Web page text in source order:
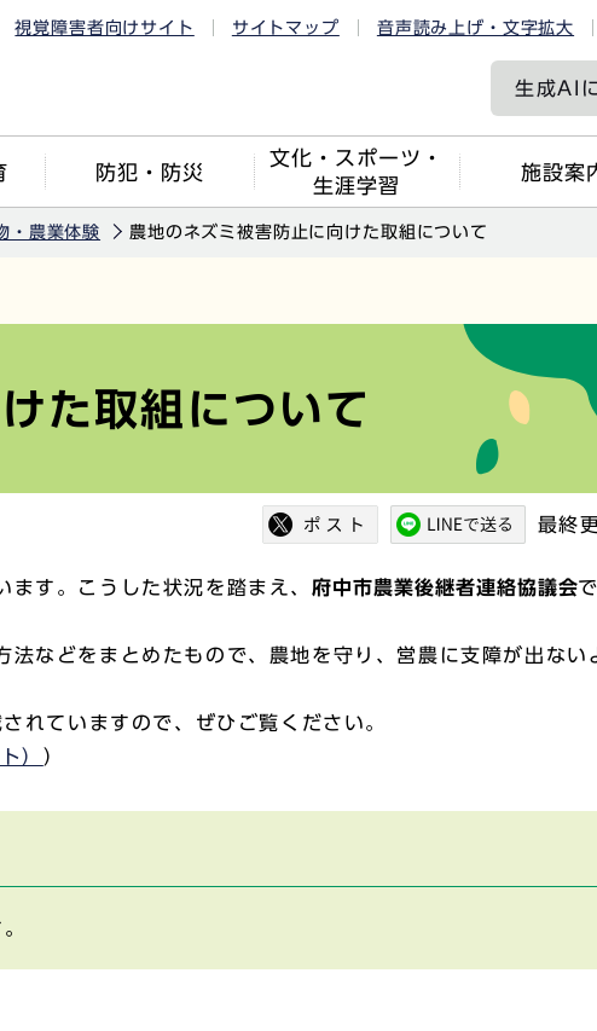
視覚障害者向けサイト サイトマップ 音声読み上げ・文字拡大
生成AI
防犯・防災
文化・スポーツ・
生涯学習
施設案
・農業体験 農地のネズミ被害防止に向けた取組について
た取組について
最終
す。こうした状況を踏まえ、 府中市農業後継者連絡協議会
などをまとめたもので、農地を守り、営農に支障が出ない
されていますので、ぜひご覧ください。
） ）